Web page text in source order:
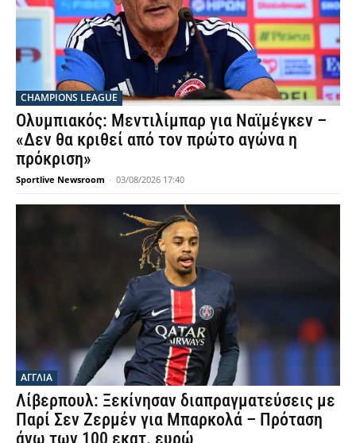
CHAMPIONS LEAGUE
Ολυμπιακός: Μεντιλίμπαρ για Ναϊμέγκεν –
«Δεν θα κριθεί από τον πρώτο αγώνα η
πρόκριση»
Sportlive Newsroom - 03/08/2026 17:40
ΑΓΓΛΙΑ
Λίβερπουλ: Ξεκίνησαν διαπραγματεύσεις με
Παρί Σεν Ζερμέν για Μπαρκολά – Πρόταση
άνω των 100 εκατ. ευρώ